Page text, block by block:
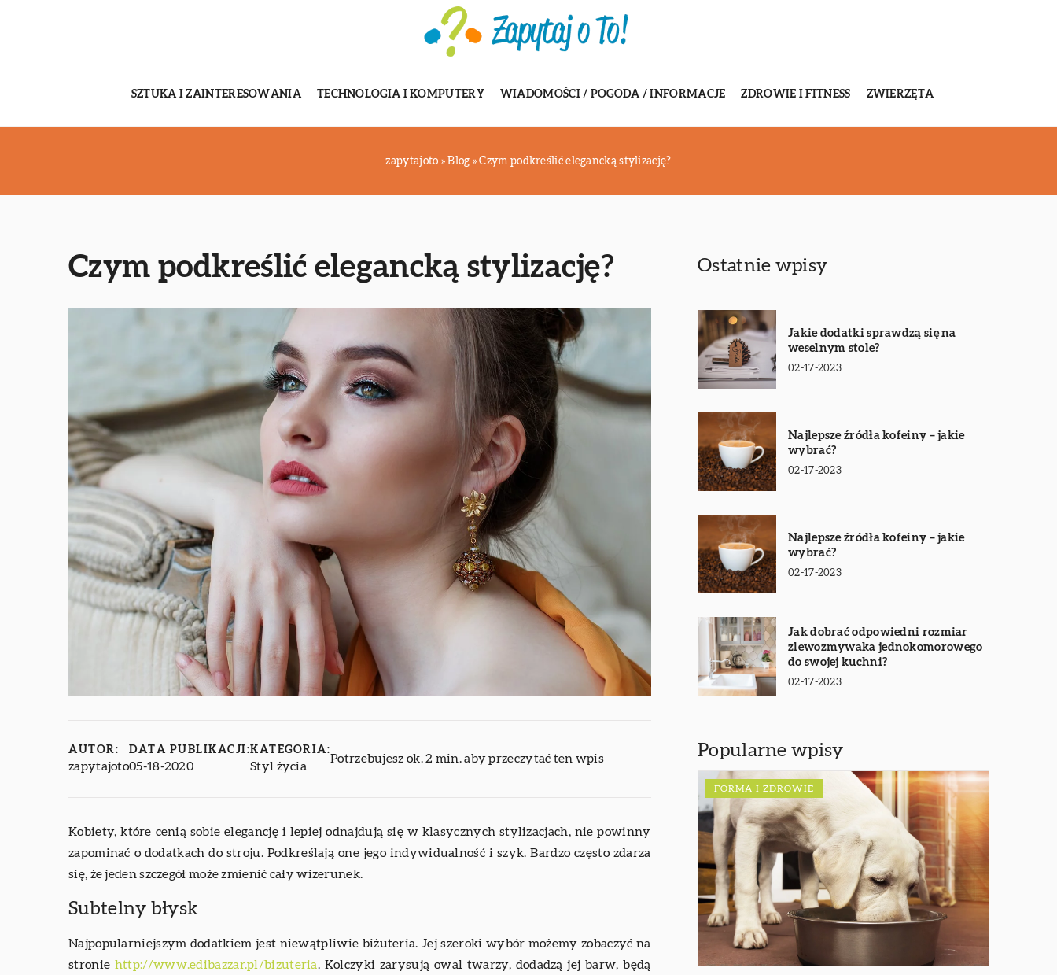
SZTUKA I ZAINTERESOWANIA TECHNOLOGIA I KOMPUTERY WIADOMOŚCI / POGODA / INFORMACJE ZDROWIE I FITNESS ZWIERZĘTA
zapytajoto »Blog »Czym podkreślić elegancką stylizację?
Czym podkreślić elegancką stylizację?
AUTOR:
zapytajoto
DATA PUBLIKACJI:
05-18-2020
KATEGORIA:
Styl życia
Potrzebujesz ok. 2 min. aby przeczytać ten wpis
Kobiety, które cenią sobie elegancję i lepiej odnajdują się w klasycznych stylizacjach, nie powinny
zapominać o dodatkach do stroju. Podkreślają one jego indywidualność i szyk. Bardzo często zdarza
się, że jeden szczegół może zmienić cały wizerunek.
Subtelny błysk
Najpopularniejszym dodatkiem jest niewątpliwie biżuteria. Jej szeroki wybór możemy zobaczyć na
stronie http://www.edibazzar.pl/bizuteria. Kolczyki zarysują owal twarzy, dodadzą jej barw, będą
Ostatnie wpisy
Jakie dodatki sprawdzą się na
weselnym stole?
02-17-2023
Najlepsze źródła kofeiny – jakie
wybrać?
02-17-2023
Najlepsze źródła kofeiny – jakie
wybrać?
02-17-2023
Jak dobrać odpowiedni rozmiar
zlewozmywaka jednokomorowego
do swojej kuchni?
02-17-2023
Popularne wpisy
FORMA I ZDROWIE